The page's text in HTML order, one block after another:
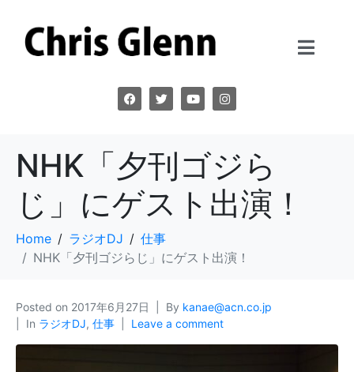
NHK「夕刊ゴジら
じ」にゲスト出演！
Home ラジオDJ
仕事
NHK「夕刊ゴジらじ」にゲスト出演！
Posted on 2017年6月27日 By kanae@acn.co.jp
In ラジオDJ, 仕事 Leave a comment